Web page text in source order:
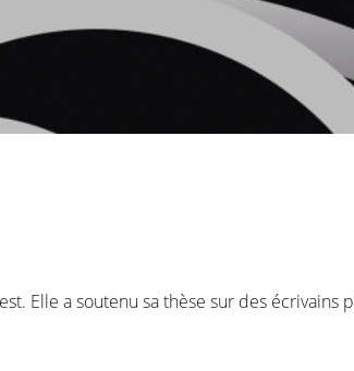
Elle a soutenu sa thèse sur des écrivains